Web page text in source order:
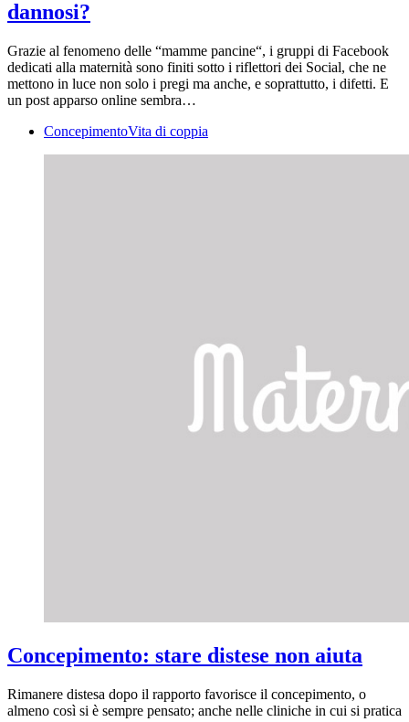
dannosi?
Grazie al fenomeno delle “mamme pancine“, i gruppi di Facebook
dedicati alla maternità sono finiti sotto i riflettori dei Social, che ne
mettono in luce non solo i pregi ma anche, e soprattutto, i difetti. E
un post apparso online sembra…
ConcepimentoVita di coppia
Concepimento: stare distese non aiuta
Rimanere distesa dopo il rapporto favorisce il concepimento, o
almeno così si è sempre pensato; anche nelle cliniche in cui si pratica